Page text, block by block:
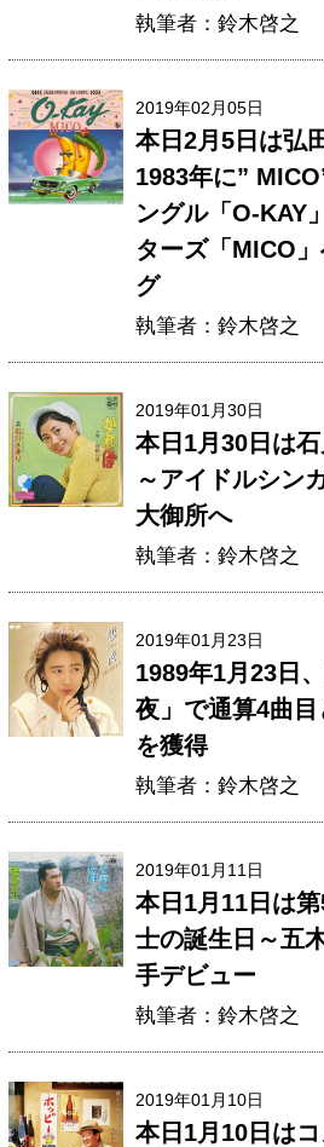
執筆者：鈴木啓之
2019年02月05日
本日2月5日は弘
1983年に”
ングル「O-KAY
ターズ「MICO
グ
執筆者：鈴木啓之
2019年01月30日
本日1月30日は
～アイドルシン
大御所へ
執筆者：鈴木啓之
2019年01月23日
1989年1月23日
夜」で通算4曲
を獲得
執筆者：鈴木啓之
2019年01月11日
本日1月11日は
士の誕生日～五
手デビュー
執筆者：鈴木啓之
2019年01月10日
本日1月10日は